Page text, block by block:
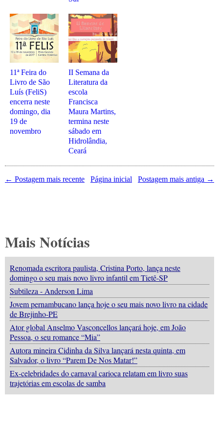
11ª Feira do
Livro de São
Luís (FeliS)
encerra neste
domingo, dia
19 de
novembro
II Semana da
Literatura da
escola
Francisca
Maura Martins,
termina neste
sábado em
Hidrolândia,
Ceará
← Postagem mais recente Postagem mais antiga →
Página inicial
Mais Notícias
Renomada escritora paulista, Cristina Porto, lança neste
domingo o seu mais novo livro infantil em Tietê-SP
Subtileza - Anderson Lima
Jovem pernambucano lança hoje o seu mais novo livro na cidade
de Brejinho-PE
Ator global Anselmo Vasconcellos lançará hoje, em João
Pessoa, o seu romance “Mia”
Autora mineira Cidinha da Silva lançará nesta quinta, em
Salvador, o livro “Parem De Nos Matar!”
Ex-celebridades do carnaval carioca relatam em livro suas
trajetórias em escolas de samba